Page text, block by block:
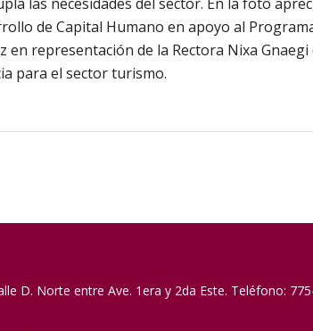
de Capital Humano en apoyo al
en representación de la Rectora Nixa
para el sector turismo.
D. Norte entre Ave. 1era y 2da Este. Teléfono: